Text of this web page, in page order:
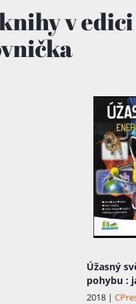
v
Úžasný
pohybu :
2018 |